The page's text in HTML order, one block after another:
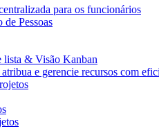
para os funcionários
Pessoas
lista & Visão Kanban
e gerencie recursos com